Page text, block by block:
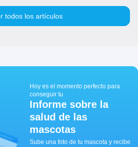
todos los artículos
Hoy es el momento perfecto para
conseguir tu
Informe sobre la
salud de las
mascotas
Sube una foto de tu mascota y recibe